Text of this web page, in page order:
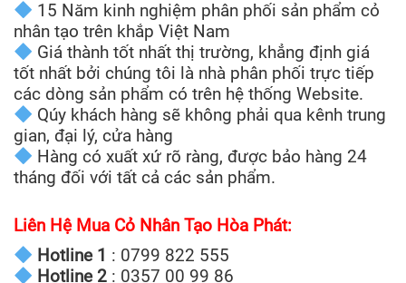
15 Năm kinh nghiệm phân phối sản phẩm cỏ
nhân tạo trên khắp Việt Nam
Giá thành tốt nhất thị trường, khẳng định giá
tốt nhất bởi chúng tôi là nhà phân phối trực tiếp
các dòng sản phẩm có trên hệ thống Website.
Qúy khách hàng sẽ không phải qua kênh trung
gian, đại lý, cửa hàng
Hàng có xuất xứ rõ ràng, được bảo hàng 24
tháng đối với tất cả các sản phẩm.
Liên Hệ Mua Cỏ Nhân Tạo Hòa Phát:
Hotline 1 : 0799 822 555
Hotline 2 : 0357 00 99 86